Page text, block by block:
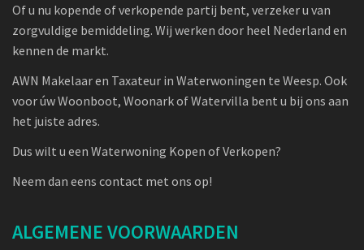
Of u nu kopende of verkopende partij bent, verzeker u van
zorgvuldige bemiddeling. Wij werken door heel Nederland en
kennen de markt.
AWN Makelaar en Taxateur in Waterwoningen te Weesp. Ook
voor úw Woonboot, Woonark of Watervilla bent u bij ons aan
het juiste adres.
Dus wilt u een Waterwoning Kopen of Verkopen?
Neem dan eens contact met ons op!
ALGEMENE VOORWAARDEN